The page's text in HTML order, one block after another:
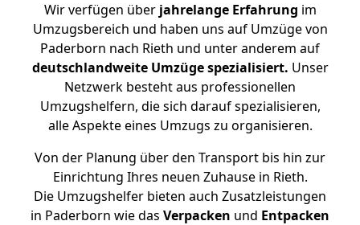
Wir verfügen überjahrelange Erfahrung im
Umzugsbereich und haben uns auf Umzüge von
Paderborn nach Rieth und unter anderem auf
deutschlandweite Umzüge spezialisiert. Unser
Netzwerk besteht aus professionellen
Umzugshelfern, die sich darauf spezialisieren,
alle Aspekte eines Umzugs zu organisieren.
Von der Planung über den Transport bis hin zur
Einrichtung Ihres neuen Zuhause in Rieth.
Die Umzugshelfer bieten auch Zusatzleistungen
in Paderborn wie das Verpacken und Entpacken